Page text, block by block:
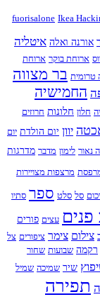
fuorisalone Ikea
אורנה ואלה איטליה
ארוחת בוקר ארוחת
בר מצווה
החמישיה
חלון חלונות חרוזים
יוון יום הולדת יום
לימון מדבר מדרגות
מרצפות מצויירות
סל סלט ספר סתיו
עצים פורים
צילום צימר ציפורים צל
שבועות שחור
שיר שמיכה שמיל
תפירה